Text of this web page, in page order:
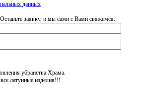
данных
заявку, и мы сами с Вами свяжемся.
убранства Храма.
латунные изделия!!!